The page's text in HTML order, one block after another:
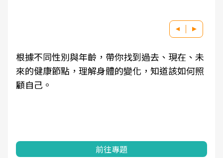
根據不同性別與年齡，帶你找到過去、現在、未
來的健康節點，理解身體的變化，知道該如何照
顧自己。
前往專題